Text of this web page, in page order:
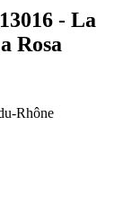
- La
Rosa
Rhône